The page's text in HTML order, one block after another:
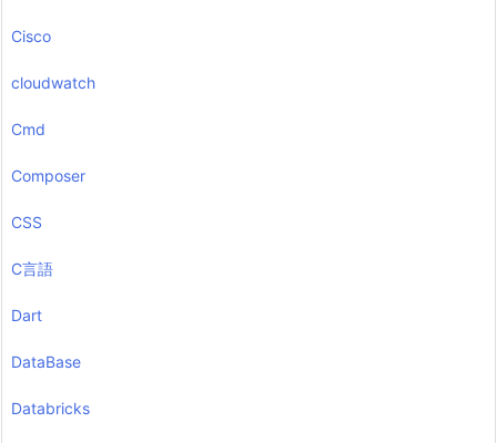
Cisco
cloudwatch
Cmd
Composer
CSS
C言語
Dart
DataBase
Databricks